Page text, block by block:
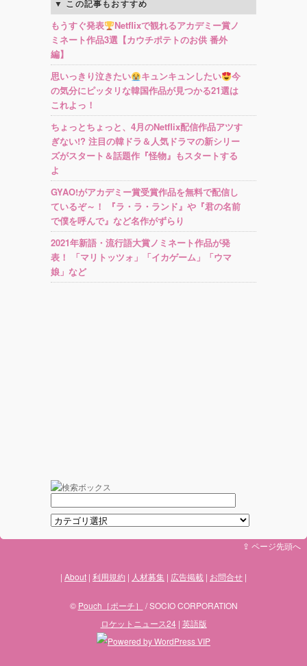
この記事もおすすめ
もうすぐ発表
Netflixで観れるアカデミー賞ノ
ミネート作品3選【カウチポテトのお供 番外
編】
思いっきり泣きたい
キュンキュンしたい
今
の気分にピッタリな韓国作品が見つかる21選は
これよっ！
ちょっとちょっと、4月のNetflix配信作品アツす
ぎない!? 注目の韓ドラ＆人気ドラマの新シリー
ズがスタート＆話題作『怪物』もスタートする
よ
GYAO!がアカデミー賞受賞作品を無料で配信し
ているぞ～！ 『ラ・ラ・ランド』や『君の名前
で僕を呼んで』など名作がずらり
2021年新語・流行語大賞ノミネート作品が発
表！ 「マリトッツォ」「イカゲーム」「ウマ
娘」など
⇪ ページ先頭へ
About 利用規約 人材募集 広告掲載 お問合せ
© Pouch［ポーチ］
/ SOCIO CORPORATION
ロケットニュース24| 英語版